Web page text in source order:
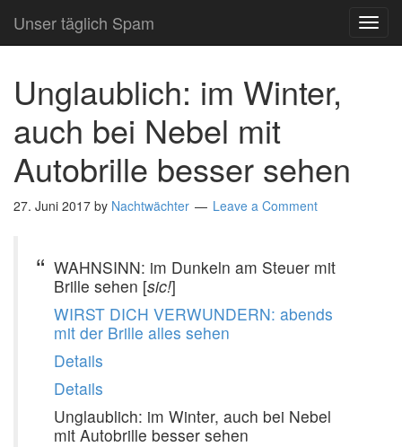
Unser täglich Spam
Unglaublich: im Winter,
auch bei Nebel mit
Autobrille besser sehen
27. Juni 2017 by Nachtwächter Leave a Comment
WAHNSINN: im Dunkeln am Steuer mit
Brille sehen [sic!]
WIRST DICH VERWUNDERN: abends
mit der Brille alles sehen
Details
Details
Unglaublich: im Winter, auch bei Nebel
mit Autobrille besser sehen